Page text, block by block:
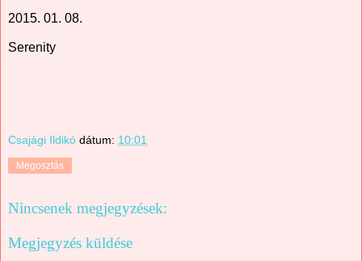
2015. 01. 08.
Serenity
Csajági Ildikó dátum: 10:01
Megosztás
Nincsenek megjegyzések:
Megjegyzés küldése